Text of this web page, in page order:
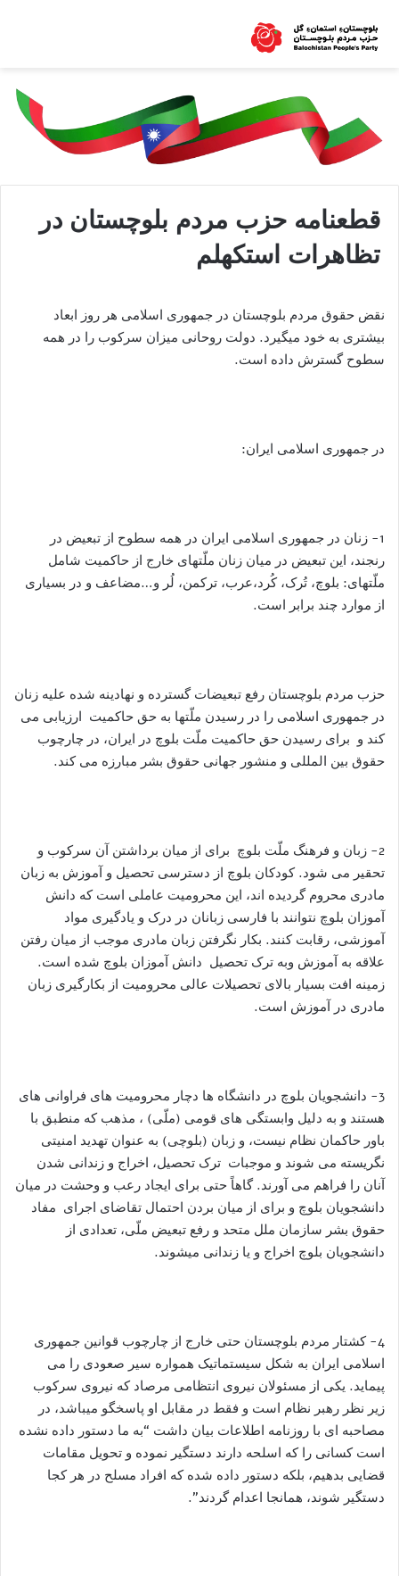
قطعنامه حزب مردم بلوچستان در
تظاهرات استکهلم
نقض حقوق مردم بلوچستان در جمهوری اسلامی هر روز ابعاد
بیشتری به خود میگیرد. دولت روحانی میزان سرکوب را در همه
سطوح گسترش داده است.
در جمهوری اسلامی ایران:
1- زنان در جمهوری اسلامی ایران در همه سطوح از تبعیض در
رنجند، این تبعیض در میان زنان ملّتهای خارج از حاکمیت شامل
ملّتهای: بلوچ، تُرک، کُرد،عرب، ترکمن، لُر و…مضاعف و در بسیاری
از موارد چند برابر است.
حزب مردم بلوچستان رفع تبعیضات گسترده و نهادینه شده علیه زنان
در جمهوری اسلامی را در رسیدن ملّتها به حق حاکمیت ارزیابی می
کند و برای رسیدن حق حاکمیت ملّت بلوچ در ایران، در چارچوب
حقوق بین المللی و منشور جهانی حقوق بشر مبارزه می کند.
2- زبان و فرهنگ ملّت بلوچ برای از میان برداشتن آن سرکوب و
تحقیر می شود. کودکان بلوچ از دسترسی تحصیل و آموزش به زبان
مادری محروم گردیده اند، این محرومیت عاملی است که دانش
آموزان بلوچ نتوانند با فارسی زبانان در درک و یادگیری مواد
آموزشی، رقابت کنند. بکار نگرفتن زبان مادری موجب از میان رفتن
علاقه به آموزش وبه ترک تحصیل دانش آموزان بلوچ شده است.
زمینه افت بسیار بالای تحصیلات عالی محرومیت از بکارگیری زبان
مادری در آموزش است.
3- دانشجویان بلوچ در دانشگاه ها دچار محرومیت های فراوانی های
هستند و به دلیل وابستگی های قومی (ملّی) ، مذهب که منطبق با
باور حاکمان نظام نیست، و زبان (بلوچی) به عنوان تهدید امنیتی
نگریسته می شوند و موجبات ترک تحصیل، اخراج و زندانی شدن
آنان را فراهم می آورند. گاهاً حتی برای ایجاد رعب و وحشت در میان
دانشجویان بلوچ و برای از میان بردن احتمال تقاضای اجرای مفاد
حقوق بشر سازمان ملل متحد و رفع تبعیض ملّی، تعدادی از
دانشجویان بلوچ اخراج و یا زندانی میشوند.
4- کشتار مردم بلوچستان حتی خارج از چارچوب قوانین جمهوری
اسلامی ایران به شکل سیستماتیک همواره سیر صعودی را می
پیماید. یکی از مسئولان نیروی انتظامی مرصاد که نیروی سرکوب
زیر نظر رهبر نظام است و فقط در مقابل او پاسخگو میباشد، در
مصاحبه ای با روزنامه اطلاعات بیان داشت “به ما دستور داده نشده
است کسانی را که اسلحه دارند دستگیر نموده و تحویل مقامات
قضایی بدهیم، بلکه دستور داده شده که افراد مسلح در هر کجا
دستگیر شوند، همانجا اعدام گردند”.